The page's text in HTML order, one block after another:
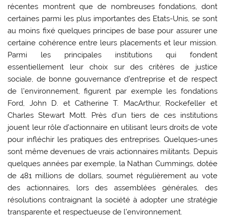
récentes montrent que de nombreuses fondations, dont
certaines parmi les plus importantes des Etats-Unis, se sont
au moins fixé quelques principes de base pour assurer une
certaine cohérence entre leurs placements et leur mission.
Parmi les principales institutions qui fondent
essentiellement leur choix sur des critères de justice
sociale, de bonne gouvernance d’entreprise et de respect
de l’environnement, figurent par exemple les fondations
Ford, John D. et Catherine T. MacArthur, Rockefeller et
Charles Stewart Mott. Près d’un tiers de ces institutions
jouent leur rôle d’actionnaire en utilisant leurs droits de vote
pour infléchir les pratiques des entreprises. Quelques-unes
sont même devenues de vrais actionnaires militants. Depuis
quelques années par exemple, la Nathan Cummings, dotée
de 481 millions de dollars, soumet régulièrement au vote
des actionnaires, lors des assemblées générales, des
résolutions contraignant la société à adopter une stratégie
transparente et respectueuse de l’environnement.